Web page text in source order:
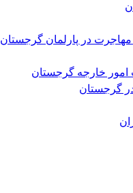
در پارلمان گرجستان
امور خارجه گرجستان